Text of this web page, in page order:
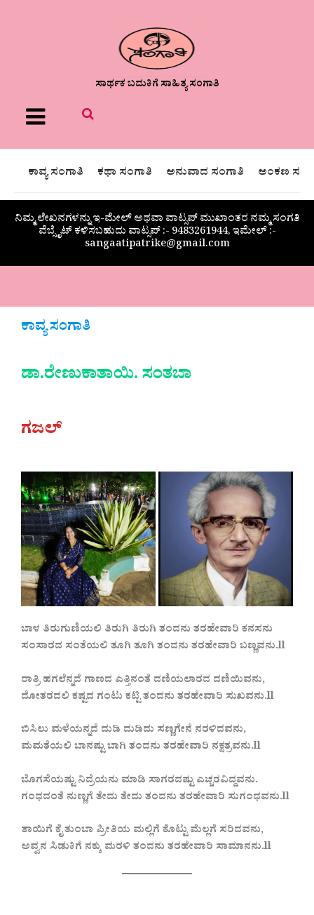
ಸಾರ್ಥಕ ಬದುಕಿಗೆ ಸಾಹಿತ್ಯ ಸಂಗಾತಿ
Menu
ಕಾವ್ಯ ಸಂಗಾತಿ ಕಥಾ ಸಂಗಾತಿ ಅನುವಾದ ಸಂಗಾತಿ ಅಂಕಣ
ನಿಮ್ಮ ಲೇಖನಗಳನ್ನು ಇ-ಮೇಲ್ ಅಥವಾ ವಾಟ್ಸಪ್ ಮುಖಾಂತರ ನಮ್ಮ ಸಂಗತಿ
ವೆಬ್ಸೈಟ್ ಕಳಿಸಬಹುದು ವಾಟ್ಸಪ್‌ :- 9483261944, ಇಮೇಲ್ :-
sangaatipatrike@gmail.com
ಕಾವ್ಯ ಸಂಗಾತಿ
ಡಾ.ರೇಣುಕಾತಾಯಿ. ಸಂತಬಾ
ಗಜಲ್
ಬಾಳ ತಿರುಗುಣಿಯಲಿ ತಿರುಗಿ ತಿರುಗಿ ತಂದನು ತರಹೇವಾರಿ ಕನಸನು
ಸಂಸಾರದ ಸಂತೆಯಲಿ ತೂಗಿ ತೂಗಿ ತಂದನು ತರಹೇವಾರಿ ಬಣ್ಣವನು.ll
ರಾತ್ರಿ ಹಗಲೆನ್ನದೆ ಗಾಣದ ಎತ್ತಿನಂತೆ ದಣಿಯಲಾರದ ದಣಿಯಿವನು,
ದೋತರದಲಿ ಕಷ್ಟದ ಗಂಟು ಕಟ್ಟಿ ತಂದನು ತರಹೇವಾರಿ ಸುಖವನು.ll
ಬಿಸಿಲು ಮಳೆಯನ್ನದೆ ದುಡಿ ದುಡಿದು ಸಣ್ಣಗೇನೆ ನರಳಿದವನು,
ಮಮತೆಯಲಿ ಬಾನಷ್ಟು ಬಾಗಿ ತಂದನು ತರಹೇವಾರಿ ನಕ್ಷತ್ರವನು.ll
ಬೊಗಸೆಯಷ್ಟು ನಿದ್ರೆಯನು ಮಾಡಿ ಸಾಗರದಷ್ಟು ಎಚ್ಚರವಿದ್ದವನು.
ಗಂಧದಂತೆ ನುಣ್ಣಗೆ ತೇದು ತೇದು ತಂದನು ತರಹೇವಾರಿ ಸುಗಂಧವನು.ll
ತಾಯಿಗೆ ಕೈ ತುಂಬಾ ಪ್ರೀತಿಯ ಮಲ್ಲಿಗೆ ಕೊಟ್ಟು ಮೆಲ್ಲಗೆ ಸರಿದವನು,
ಅವ್ವನ ಸಿಡುಕಿಗೆ ನಕ್ಕು ಮರಳಿ ತಂದನು ತರಹೇವಾರಿ ಸಾಮಾನನು.ll